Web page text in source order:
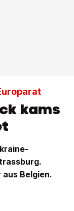
kams
Belgien.